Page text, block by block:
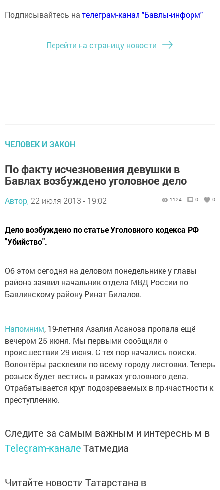
Подписывайтесь на телеграм-канал "Бавлы-информ"
Перейти на страницу новости
ЧЕЛОВЕК И ЗАКОН
По факту исчезновения девушки в
Бавлах возбуждено уголовное дело
Автор, 22 июля 2013 - 19:02 1124 0 0
Дело возбуждено по статье Уголовного кодекса РФ
"Убийство".
Об этом сегодня на деловом понедельнике у главы
района заявил начальник отдела МВД России по
Бавлинскому району Ринат Билалов.
Напомним, 19-летняя Азалия Асанова пропала ещё
вечером 25 июня. Мы первыми сообщили о
происшествии 29 июня. С тех пор начались поиски.
Волонтёры расклеили по всему городу листовки. Теперь
розыск будет вестись в рамках уголовного дела.
Отрабатывается круг подозреваемых в причастности к
преступлению.
Следите за самым важным и интересным в
Telegram-канале Татмедиа
Читайте новости Татарстана в